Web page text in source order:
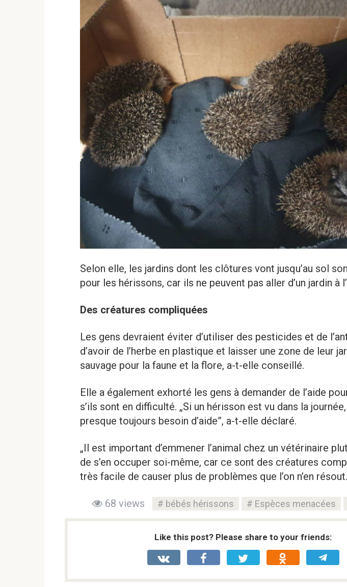
Selon elle, les jardins dont les clôtures vont jusqu’au sol
pour les hérissons, car ils ne peuvent pas aller d’un jardin à
Des créatures compliquées
Les gens devraient éviter d’utiliser des pesticides et de
d’avoir de l’herbe en plastique et laisser une zone de leur
sauvage pour la faune et la flore, a-t-elle conseillé.
Elle a également exhorté les gens à demander de l’aide
s’ils sont en difficulté. „Si un hérisson est vu dans la journée,
presque toujours besoin d’aide”, a-t-elle déclaré.
„Il est important d’emmener l’animal chez un vétérinaire
de s’en occuper soi-même, car ce sont des créatures
très facile de causer plus de problèmes que l’on n’en résout.
68 views bébés hérissons Espèces menacées
Like this post? Please share to your friends: